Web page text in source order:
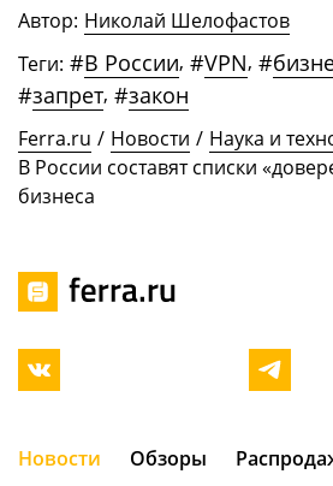
Автор: Николай Шелофастов
Теги: #В России, #VPN, #
#запрет, #закон
Ferra.ru / Новости / Наука и
В России составят списки
бизнеса
Новости Обзоры